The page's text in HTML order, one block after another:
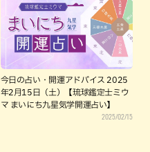
今日の占い・開運アドバイス 2025
年2月15日（土）【琉球鑑定士ミウ
マ まいにち九星気学開運占い】
2025/02/15